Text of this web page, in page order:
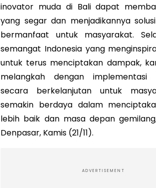
inovator muda di Bali dapat
yang segar dan menjadikannya
bermanfaat untuk masyarakat.
semangat Indonesia yang
untuk terus menciptakan dampak,
melangkah dengan implementasi
secara berkelanjutan untuk
semakin berdaya dalam
lebih baik dan masa depan
Denpasar, Kamis (21/11).
ADVERTISEMENT